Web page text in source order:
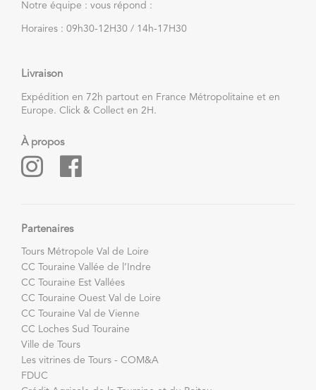
Notre équipe : vous répond :
Horaires : 09h30-12H30 / 14h-17H30
Livraison
Expédition en 72h partout en France Métropolitaine et en
Europe. Click & Collect en 2H.
À propos
Partenaires
Tours Métropole Val de Loire
CC Touraine Vallée de l’Indre
CC Touraine Est Vallées
CC Touraine Ouest Val de Loire
CC Touraine Val de Vienne
CC Loches Sud Touraine
Ville de Tours
Les vitrines de Tours - COM&A
FDUC